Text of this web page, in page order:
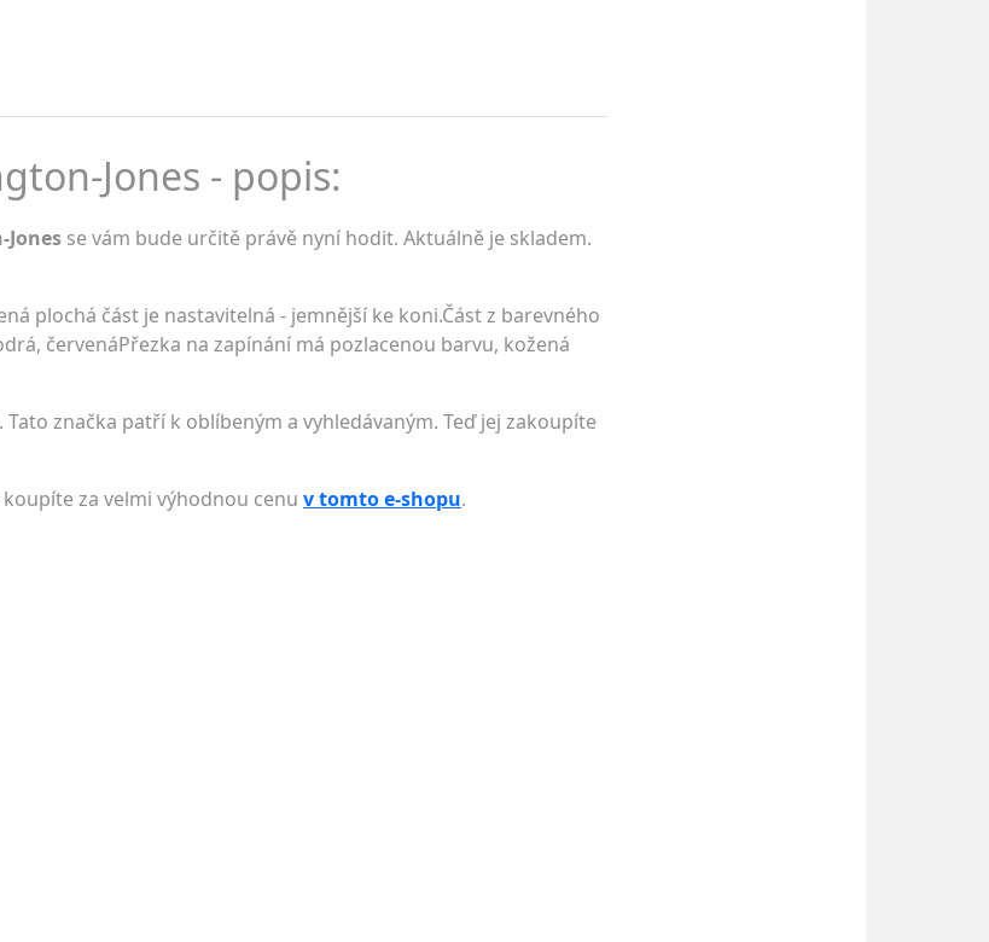
Jones - popis:
se vám bude určitě právě nyní hodit. Aktuálně je skladem.
plochá část je nastavitelná - jemnější ke koni.Část z barevného
červenáPřezka na zapínání má pozlacenou barvu, kožená
. Tato značka patří k oblíbeným a vyhledávaným. Teď jej zakoupíte
za velmi výhodnou cenu v tomto e-shopu.